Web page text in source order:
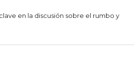
en la discusión sobre el rumbo y